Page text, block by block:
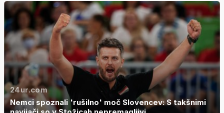
24ur.com
Nemci spoznali 'rušilno' moč Slovencev: S takšnimi